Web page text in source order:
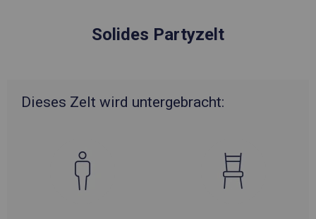
Solides Partyzelt
Dieses Zelt wird untergebracht: